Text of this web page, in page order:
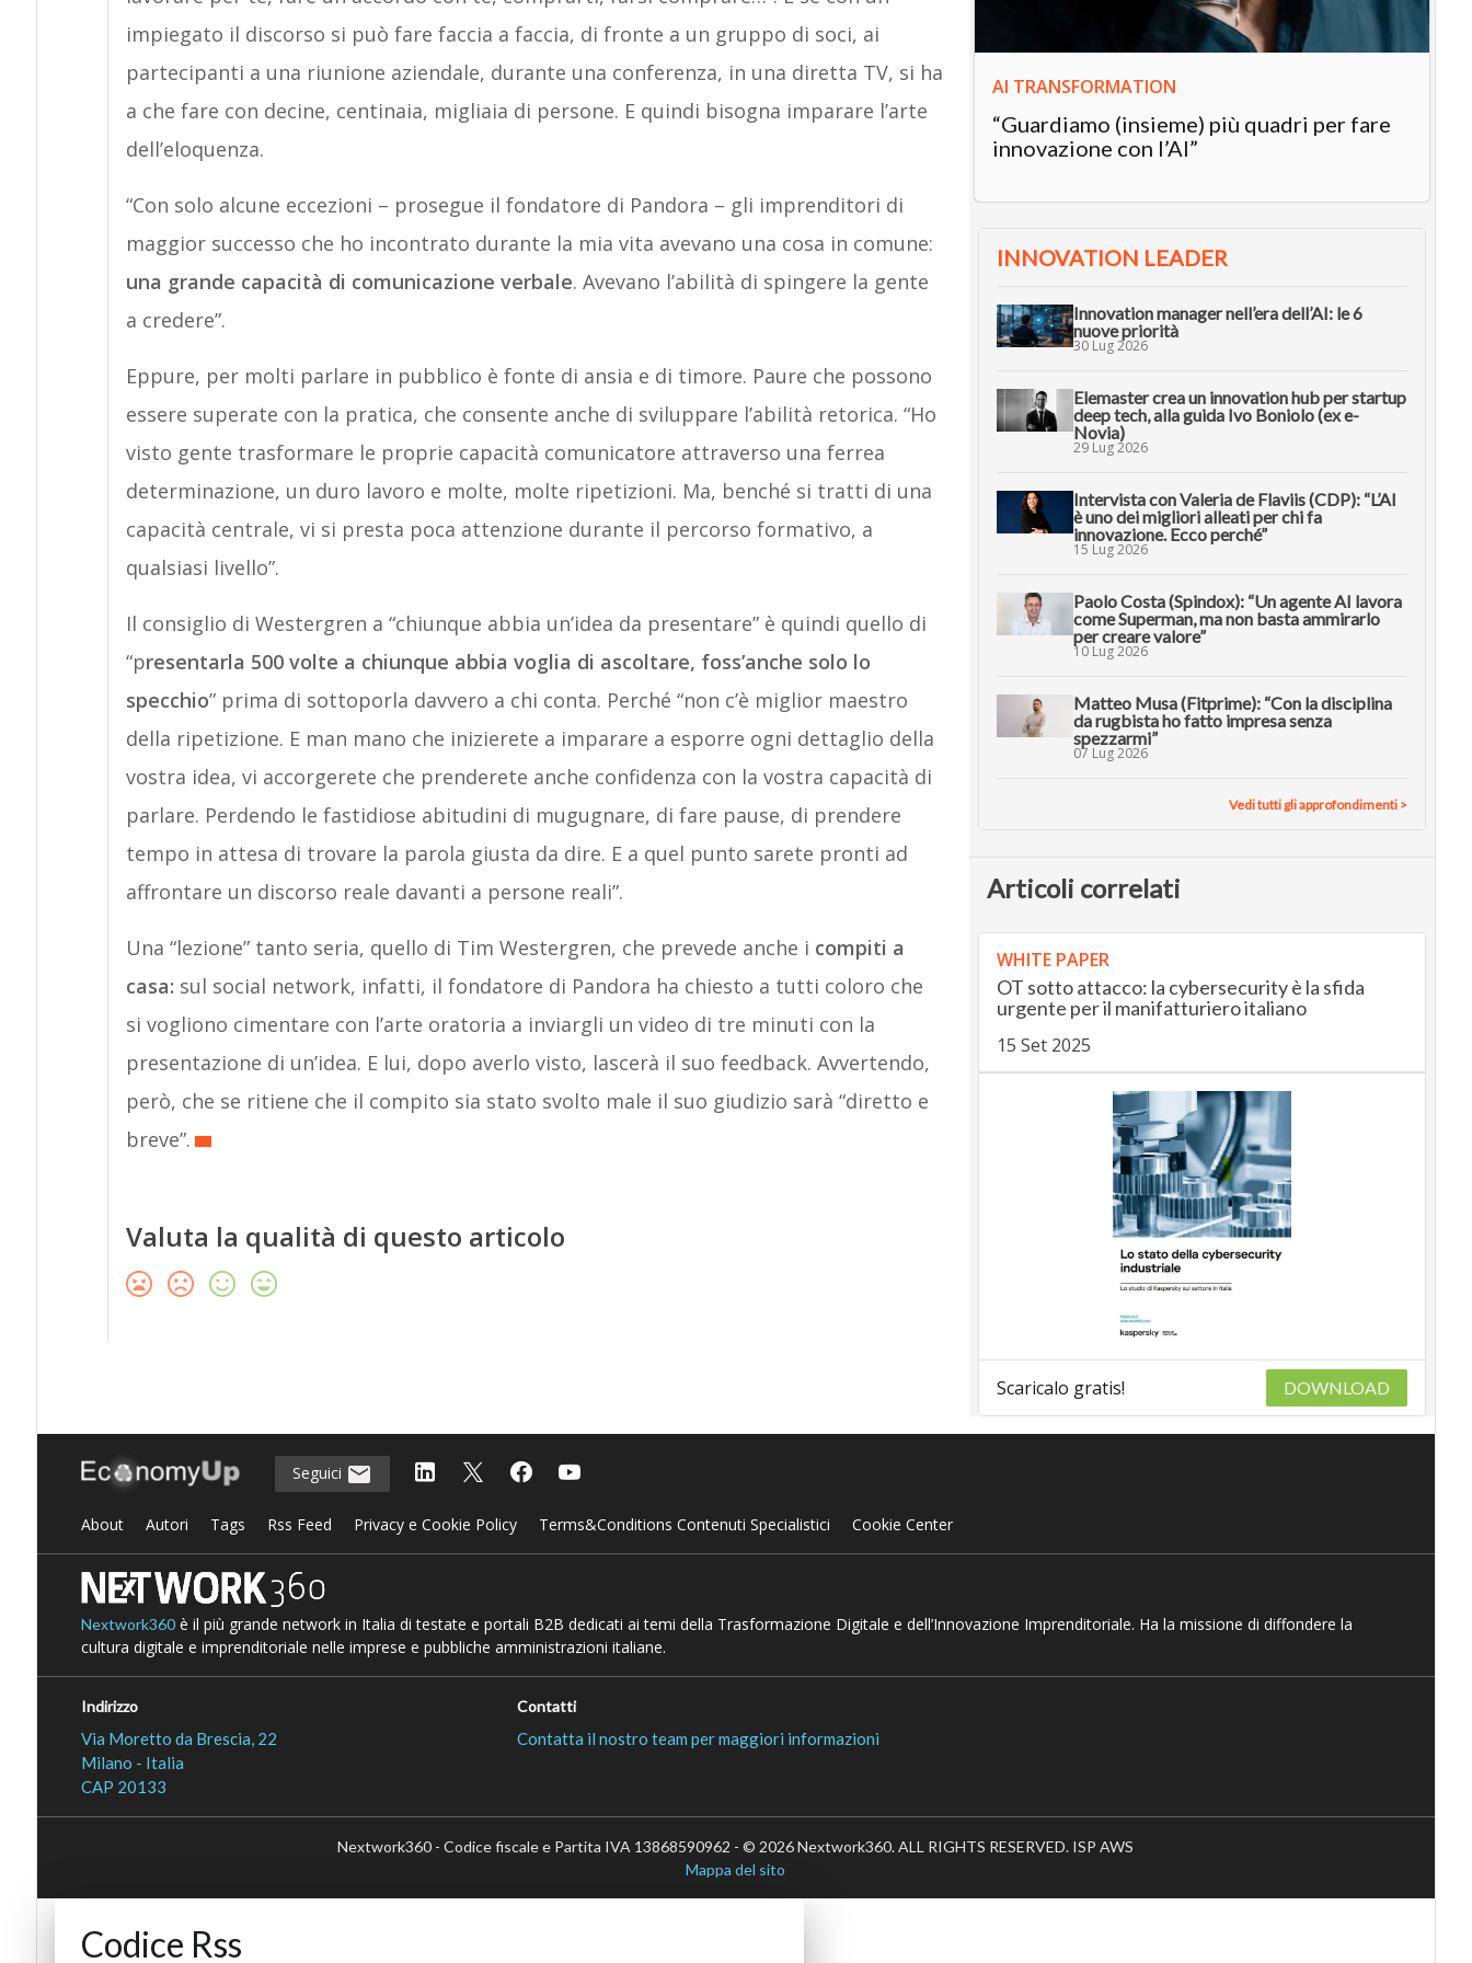
impiegato il discorso si può fare faccia a faccia, di fronte a un gruppo di soci, ai
partecipanti a una riunione aziendale, durante una conferenza, in una diretta TV, si ha
a che fare con decine, centinaia, migliaia di persone. E quindi bisogna imparare l’arte
dell’eloquenza.
“Con solo alcune eccezioni – prosegue il fondatore di Pandora – gli imprenditori di
maggior successo che ho incontrato durante la mia vita avevano una cosa in comune:
una grande capacità di comunicazione verbale. Avevano l’abilità di spingere la gente
a credere”.
Eppure, per molti parlare in pubblico è fonte di ansia e di timore. Paure che possono
essere superate con la pratica, che consente anche di sviluppare l’abilità retorica. “Ho
visto gente trasformare le proprie capacità comunicatore attraverso una ferrea
determinazione, un duro lavoro e molte, molte ripetizioni. Ma, benché si tratti di una
capacità centrale, vi si presta poca attenzione durante il percorso formativo, a
qualsiasi livello”.
Il consiglio di Westergren a “chiunque abbia un’idea da presentare” è quindi quello di
“presentarla 500 volte a chiunque abbia voglia di ascoltare, foss’anche solo lo
specchio” prima di sottoporla davvero a chi conta. Perché “non c’è miglior maestro
della ripetizione. E man mano che inizierete a imparare a esporre ogni dettaglio della
vostra idea, vi accorgerete che prenderete anche confidenza con la vostra capacità di
parlare. Perdendo le fastidiose abitudini di mugugnare, di fare pause, di prendere
tempo in attesa di trovare la parola giusta da dire. E a quel punto sarete pronti ad
affrontare un discorso reale davanti a persone reali”.
Una “lezione” tanto seria, quello di Tim Westergren, che prevede anche i compiti a
casa: sul social network, infatti, il fondatore di Pandora ha chiesto a tutti coloro che
si vogliono cimentare con l’arte oratoria a inviargli un video di tre minuti con la
presentazione di un’idea. E lui, dopo averlo visto, lascerà il suo feedback. Avvertendo,
però, che se ritiene che il compito sia stato svolto male il suo giudizio sarà “diretto e
breve”.
Valuta la qualità di questo articolo
AI TRANSFORMATION
“Guardiamo (insieme) più quadri per fare
innovazione con l’AI”
INNOVATION LEADER
Innovation manager nell’era dell’AI: le 6
nuove priorità
30 Lug 2026
Elemaster crea un innovation hub per startup
deep tech, alla guida Ivo Boniolo (ex e-
Novia)
29 Lug 2026
Intervista con Valeria de Flaviis (CDP): “L’AI
è uno dei migliori alleati per chi fa
innovazione. Ecco perché”
15 Lug 2026
Paolo Costa (Spindox): “Un agente AI lavora
come Superman, ma non basta ammirarlo
per creare valore”
10 Lug 2026
Matteo Musa (Fitprime): “Con la disciplina
da rugbista ho fatto impresa senza
spezzarmi”
07 Lug 2026
Vedi tutti gli approfondimenti >
Articoli correlati
WHITE PAPER
OT sotto attacco: la cybersecurity è la sfida
urgente per il manifatturiero italiano
15 Set 2025
Scaricalo gratis! DOWNLOAD
Seguici
About Autori Tags Rss Feed Privacy e Cookie Policy Terms&Conditions Contenuti Specialistici Cookie Center
Nextwork360è il più grande network in Italia di testate e portali B2B dedicati ai temi della Trasformazione Digitale e dell’Innovazione Imprenditoriale. Ha la missione di diffondere la
cultura digitale e imprenditoriale nelle imprese e pubbliche amministrazioni italiane.
Indirizzo
Via Moretto da Brescia, 22
Milano - Italia
CAP 20133
Contatti
Contatta il nostro team per maggiori informazioni
Nextwork360 - Codice fiscale e Partita IVA 13868590962 - © 2026 Nextwork360. ALL RIGHTS RESERVED. ISP AWS
Mappa del sito
Codice Rss